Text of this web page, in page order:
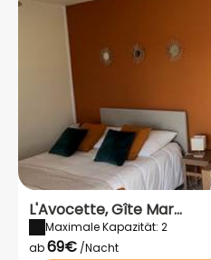
L'Avocette, Gîte Mar...
Maximale Kapazität: 2
ab69€ /Nacht